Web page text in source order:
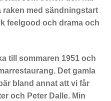
raken med sändningstart
feelgood och drama och
till sommaren 1951 och
Det gamla
bland annat att vi får
och Peter Dalle. Min